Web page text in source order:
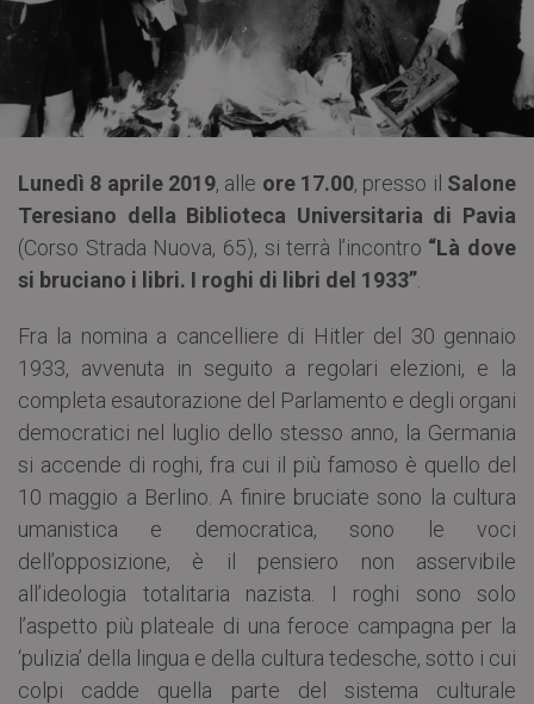
Lunedì 8 aprile 2019, alle ore 17.00, presso il Salone
Teresiano della Biblioteca Universitaria di Pavia
(Corso Strada Nuova, 65), si terrà l’incontro “Là dove
si bruciano i libri. I roghi di libri del 1933”
Fra la nomina a cancelliere di Hitler del 30 gennaio
1933, avvenuta in seguito a regolari elezioni, e la
completa esautorazione del Parlamento e degli organi
democratici nel luglio dello stesso anno, la Germania
si accende di roghi, fra cui il più famoso è quello del
10 maggio a Berlino. A finire bruciate sono la cultura
umanistica e democratica, sono le voci
dell’opposizione, è il pensiero non asservibile
all’ideologia totalitaria nazista. I roghi sono solo
l’aspetto più plateale di una feroce campagna per la
‘pulizia’ della lingua e della cultura tedesche, sotto i cui
colpi cadde quella parte del sistema culturale